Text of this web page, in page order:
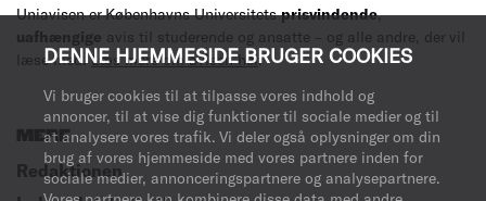
DENNE HJEMMESIDE BRUGER COOKIES
Vi bruger cookies til at tilpasse vores indhold og
annoncer, til at vise dig funktioner til sociale medier og til
at analysere vores trafik. Vi deler også oplysninger om din
brug af vores hjemmeside med vores partnere inden for
sociale medier, annonceringspartnere og analysepartnere.
Uniavisen er Københavns Universitetsprisvindende,
uafhængige avis til studerende og ansatte – og alle andre, der vil
læse med.Læs mere om avisen her.
MERE
Redaktionen